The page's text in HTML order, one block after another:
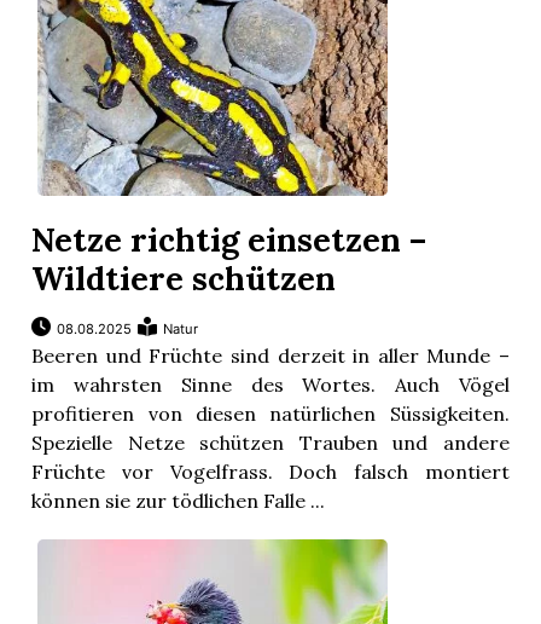
Netze richtig einsetzen –
Wildtiere schützen
08.08.2025 Natur
Beeren und Früchte sind derzeit in aller Munde –
im wahrsten Sinne des Wortes. Auch Vögel
profitieren von diesen natürlichen Süssigkeiten.
Spezielle Netze schützen Trauben und andere
Früchte vor Vogelfrass. Doch falsch montiert
können sie zur tödlichen Falle ...